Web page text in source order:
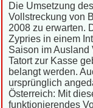
Die Umsetzung
Vollstreckung von
2008 zu erwarten.
Zypries in einem
Saison im Ausland
Tatort zur Kasse
belangt werden.
ursprünglich
Österreich: Mit
funktionierendes